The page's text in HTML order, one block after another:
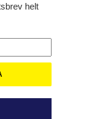
helt